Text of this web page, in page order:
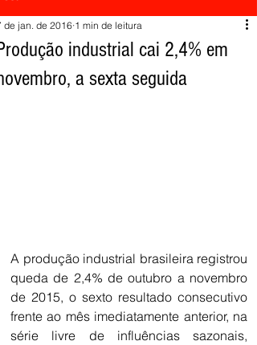
industrial cai 2,4% em
a sexta seguida
de jan. de 2016 1 min de leitura
A produção industrial brasileira registrou
queda de 2,4% de outubro a novembro
de 2015, o sexto resultado consecutivo
frente ao mês imediatamente anterior, na
série livre de influências sazonais,